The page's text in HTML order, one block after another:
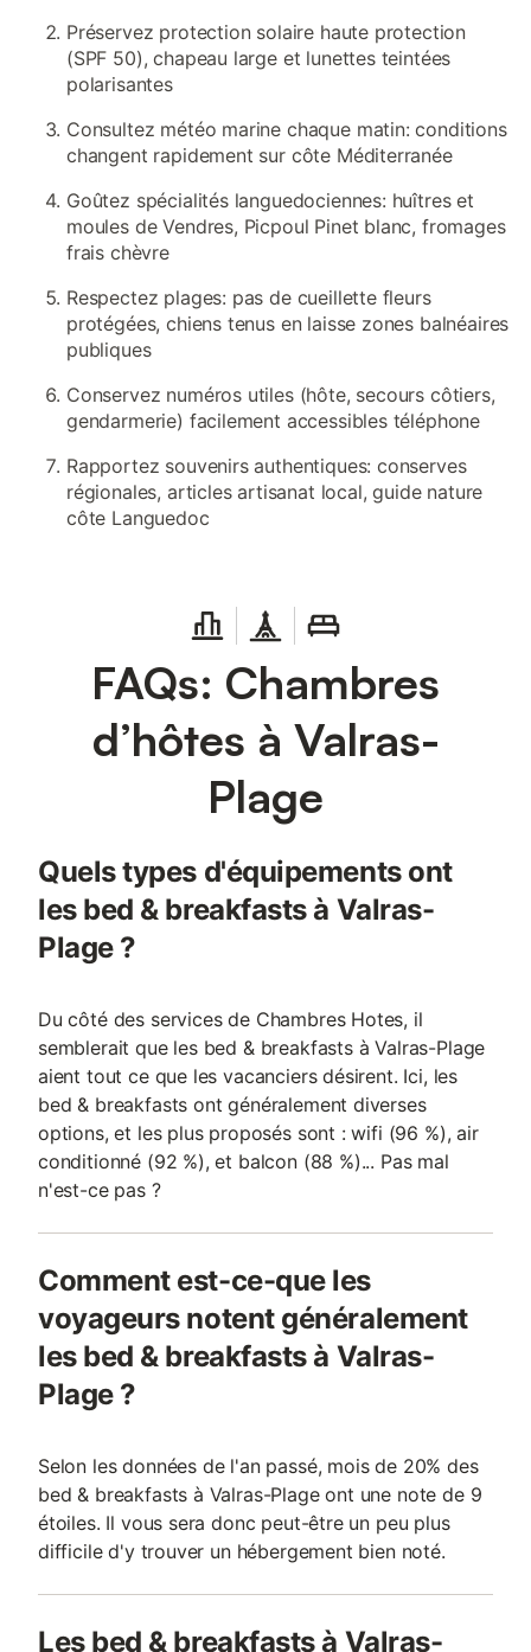
Préservez protection solaire haute protection
(SPF 50), chapeau large et lunettes teintées
polarisantes
Consultez météo marine chaque matin: conditions
changent rapidement sur côte Méditerranée
Goûtez spécialités languedociennes: huîtres et
moules de Vendres, Picpoul Pinet blanc, fromages
frais chèvre
Respectez plages: pas de cueillette fleurs
protégées, chiens tenus en laisse zones balnéaires
publiques
Conservez numéros utiles (hôte, secours côtiers,
gendarmerie) facilement accessibles téléphone
Rapportez souvenirs authentiques: conserves
régionales, articles artisanat local, guide nature
côte Languedoc
FAQs: Chambres
d’hôtes à Valras-
Plage
Quels types d'équipements ont
les bed & breakfasts à Valras-
Plage ?
Du côté des services de Chambres Hotes, il
semblerait que les bed & breakfasts à Valras-Plage
aient tout ce que les vacanciers désirent. Ici, les
bed & breakfasts ont généralement diverses
options, et les plus proposés sont : wifi (96 %), air
conditionné (92 %), et balcon (88 %)... Pas mal
n'est-ce pas ?
Comment est-ce-que les
voyageurs notent généralement
les bed & breakfasts à Valras-
Plage ?
Selon les données de l'an passé, mois de 20% des
bed & breakfasts à Valras-Plage ont une note de 9
étoiles. Il vous sera donc peut-être un peu plus
difficile d'y trouver un hébergement bien noté.
Les bed & breakfasts à Valras-